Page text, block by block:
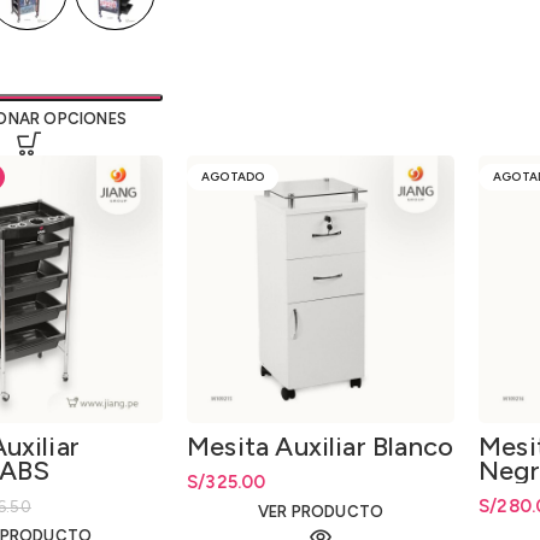
OPCIONES
era: S/126.50.
es: S/89.00.
AGOTADO
Mesita Auxiliar Blanco
S/325.00
VER PRODUCTO S/